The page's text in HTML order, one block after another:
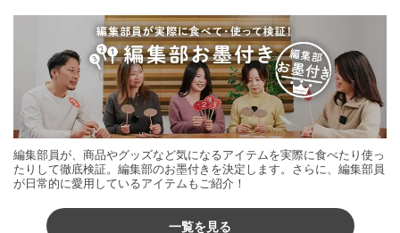
編集部員が、商品やグッズなど気になるアイテムを実際に食べたり使っ
たりして徹底検証。編集部のお墨付きを決定します。さらに、編集部員
が日常的に愛用しているアイテムもご紹介！
一覧を見る